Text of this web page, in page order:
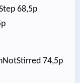
68,5p
74,5p